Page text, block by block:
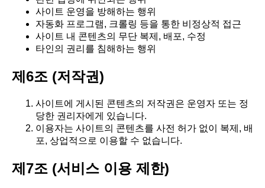
사이트 운영을 방해하는 행위
자동화 프로그램, 크롤링 등을 통한 비정상적 접근
사이트 내 콘텐츠의 무단 복제, 배포, 수정
타인의 권리를 침해하는 행위
제6조 (저작권)
사이트에 게시된 콘텐츠의 저작권은 운영자 또는 정
당한 권리자에게 있습니다.
이용자는 사이트의 콘텐츠를 사전 허가 없이 복제, 배
포, 상업적으로 이용할 수 없습니다.
제7조 (서비스 이용 제한)